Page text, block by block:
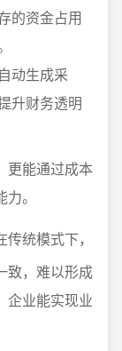
的资金占用
动生成采
升财务透明
更能通过成本
。
传统模式下，
致，难以形成
企业能实现业